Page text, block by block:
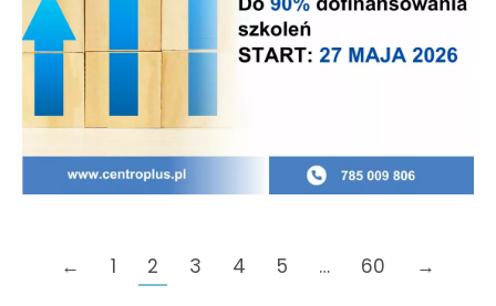
← 1 2 3 4 5 … 60 →